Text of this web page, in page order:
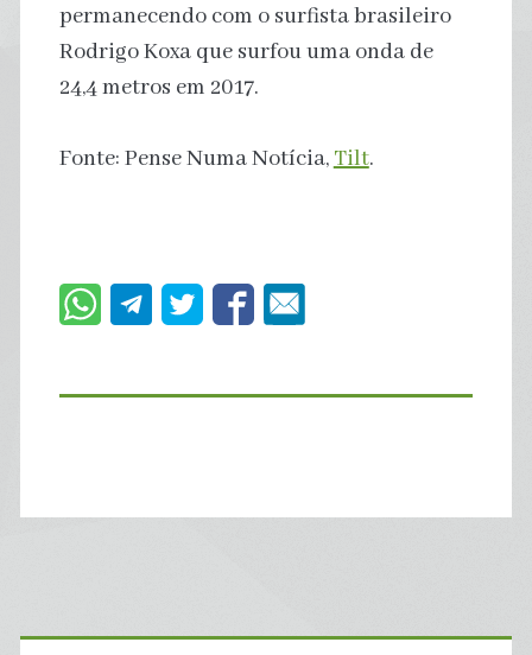
permanecendo com o surfista brasileiro
Rodrigo Koxa que surfou uma onda de
24,4 metros em 2017.
Fonte: Pense Numa Notícia,Tilt.
Primary